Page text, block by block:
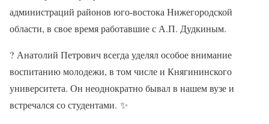
администраций районов юго-востока Нижегородской
области, в свое время работавшие с А.П. Дудкиным.
? Анатолий Петрович всегда уделял особое внимание
воспитанию молодежи, в том числе и Княгининского
университета. Он неоднократно бывал в нашем вузе и
встречался со студентами. ✨